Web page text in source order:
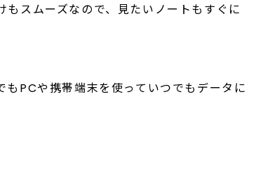
スムーズなので、見たいノートもすぐに
PCや携帯端末を使っていつでもデータに